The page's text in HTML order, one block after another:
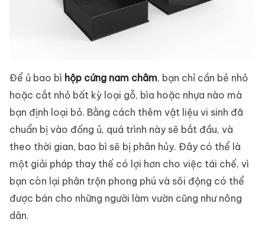
Để ủ bao bì hộp cứng nam châm, bạn chỉ cần bẻ nhỏ
hoặc cắt nhỏ bất kỳ loại gỗ, bìa hoặc nhựa nào mà
bạn định loại bỏ. Bằng cách thêm vật liệu vi sinh đã
chuẩn bị vào đống ủ, quá trình này sẽ bắt đầu, và
theo thời gian, bao bì sẽ bị phân hủy. Đây có thể là
một giải pháp thay thế có lợi hơn cho việc tái chế, vì
bạn còn lại phân trộn phong phú và sôi động có thể
được bán cho những người làm vườn cũng như nông
dân.